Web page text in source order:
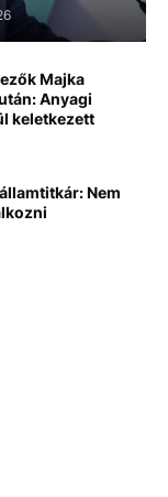
Majka
Anyagi
keletkezett
Nem